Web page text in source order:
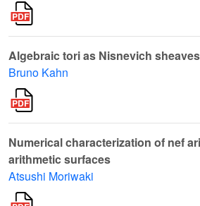
Algebraic tori as Nisnevich
Bruno Kahn
Numerical characterization of nef
arithmetic surfaces
Atsushi Moriwaki